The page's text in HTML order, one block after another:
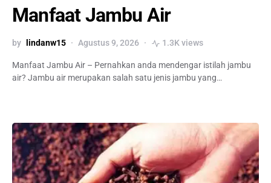
Manfaat Jambu Air
by lindanw15 Agustus 9, 2026 1.3K views
Manfaat Jambu Air – Pernahkan anda mendengar istilah jambu
air? Jambu air merupakan salah satu jenis jambu yang…